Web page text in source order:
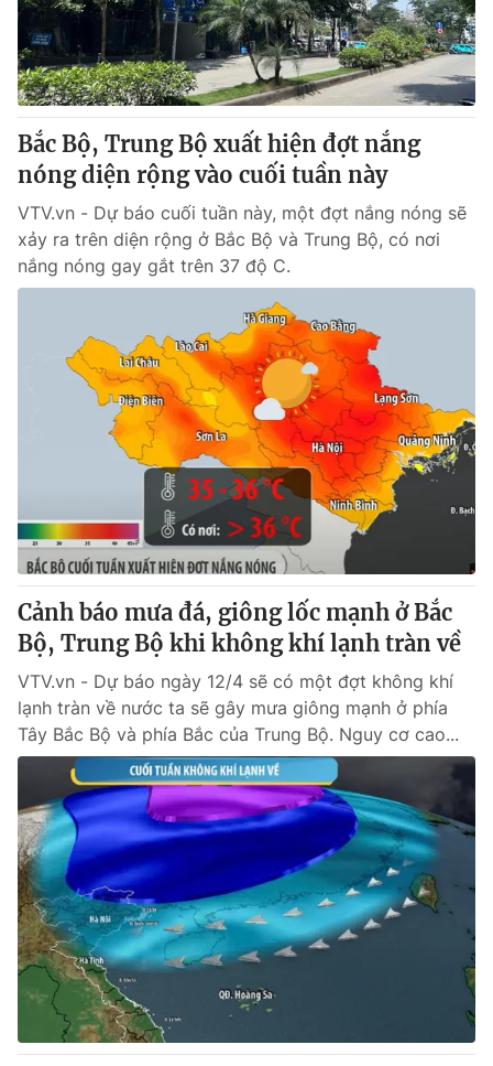
Bắc Bộ, Trung Bộ xuất hiện đợt nắng
nóng diện rộng vào cuối tuần này
VTV.vn - Dự báo cuối tuần này, một đợt nắng nóng sẽ
xảy ra trên diện rộng ở Bắc Bộ và Trung Bộ, có nơi
nắng nóng gay gắt trên 37 độ C.
Cảnh báo mưa đá, giông lốc mạnh ở Bắc
Bộ, Trung Bộ khi không khí lạnh tràn về
VTV.vn - Dự báo ngày 12/4 sẽ có một đợt không khí
lạnh tràn về nước ta sẽ gây mưa giông mạnh ở phía
Tây Bắc Bộ và phía Bắc của Trung Bộ. Nguy cơ cao...